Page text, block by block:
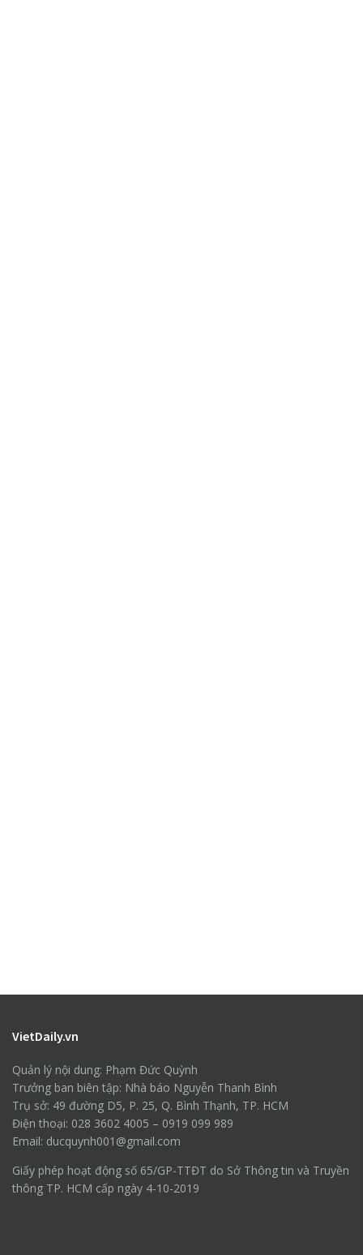
VietDaily.vn
Quản lý nội dung: Phạm Đức Quỳnh
Trưởng ban biên tập: Nhà báo Nguyễn Thanh Bình
Trụ sở: 49 đường D5, P. 25, Q. Bình Thạnh, TP. HCM
Điện thoại: 028 3602 4005 – 0919 099 989
Email: ducquynh001@gmail.com
Giấy phép hoạt động số 65/GP-TTĐT do Sở Thông tin và Truyền
thông TP. HCM cấp ngày 4-10-2019